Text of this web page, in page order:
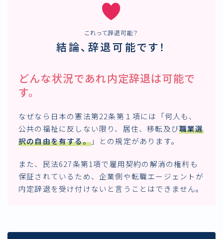
これって辞退可能？
結論、辞退可能です！
どんな状況であれ内定辞退は可能で
す。
なぜなら日本の憲法第22条第１項には「何人も、
公共の福祉に反しない限り、居住、移転及び職業選
択の自由を有する。」との規定があります。
また、民法627条第1項で雇用契約の解消の権利も
保証されているため、企業側や転職エージェントが
内定辞退を受け付けないと言うことはできません。